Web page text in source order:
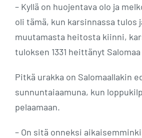
– Kyllä on huojentava olo ja
oli tämä, kun karsinnassa tulos
muutamasta heitosta kiinni,
tuloksen 1331 heittänyt
Pitkä urakka on Salomaallakin
sunnuntaiaamuna, kun
pelaamaan.
– On sitä onneksi